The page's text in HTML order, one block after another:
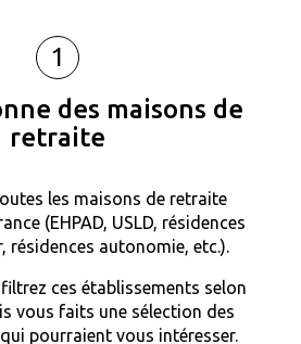
1
des maisons de
retraite
les maisons de retraite
(EHPAD, USLD, résidences
résidences autonomie, etc.).
ces établissements selon
vous faits une sélection des
pourraient vous intéresser.